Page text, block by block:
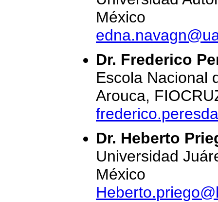
México
Dr. Frederico
Escola Nacional
Arouca,
Dr. Heberto
Universidad
México